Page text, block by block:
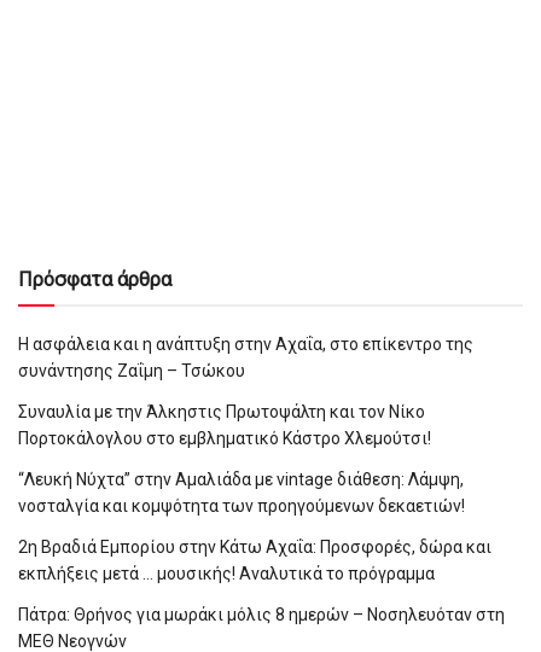
Πρόσφατα άρθρα
Η ασφάλεια και η ανάπτυξη στην Αχαΐα, στο επίκεντρο της
συνάντησης Ζαΐμη – Τσώκου
Συναυλία με την Άλκηστις Πρωτοψάλτη και τον Νίκο
Πορτοκάλογλου στο εμβληματικό Κάστρο Χλεμούτσι!
“Λευκή Νύχτα” στην Αμαλιάδα με vintage διάθεση: Λάμψη,
νοσταλγία και κομψότητα των προηγούμενων δεκαετιών!
2η Βραδιά Εμπορίου στην Κάτω Αχαΐα: Προσφορές, δώρα και
εκπλήξεις μετά … μουσικής! Αναλυτικά το πρόγραμμα
Πάτρα: Θρήνος για μωράκι μόλις 8 ημερών – Νοσηλευόταν στη
ΜΕΘ Νεογνών